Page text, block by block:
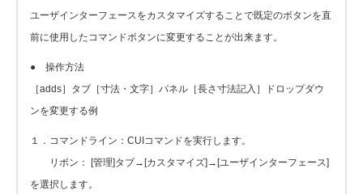
ユーザインターフェースをカスタマイズすることで既定のボタンを直
前に使用したコマンドボタンに変更することが出来ます。
● 操作方法
［adds］タブ［寸法・文字］パネル［長さ寸法記入］ドロップダウ
ンを変更する例
１．コマンドライン：CUIコマンドを実行します。
リボン： [管理]タブ→[カスタマイズ]→[ユーザインターフェース]
を選択します。